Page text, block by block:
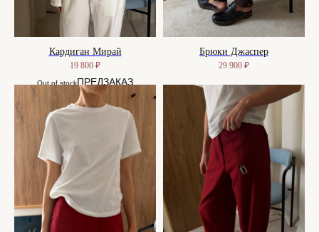
Кардиган Мирай
19 800 ₽
Out of stock
Брюки Джаспер
29 900 ₽